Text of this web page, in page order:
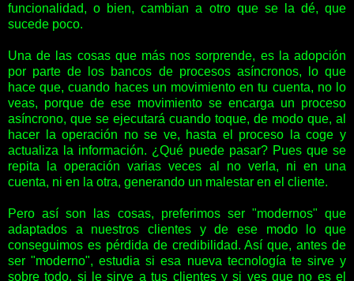
funcionalidad, o bien, cambian a otro que se la dé, que
sucede poco.
Una de las cosas que más nos sorprende, es la adopción
por parte de los bancos de procesos asíncronos, lo que
hace que, cuando haces un movimiento en tu cuenta, no lo
veas, porque de ese movimiento se encarga un proceso
asíncrono, que se ejecutará cuando toque, de modo que, al
hacer la operación no se ve, hasta el proceso la coge y
actualiza la información. ¿Qué puede pasar? Pues que se
repita la operación varias veces al no verla, ni en una
cuenta, ni en la otra, generando un malestar en el cliente.
Pero así son las cosas, preferimos ser "modernos" que
adaptados a nuestros clientes y de ese modo lo que
conseguimos es pérdida de credibilidad. Así que, antes de
ser "moderno", estudia si esa nueva tecnología te sirve y
sobre todo, si le sirve a tus clientes y si ves que no es el